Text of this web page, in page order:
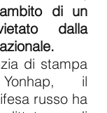
di un
dalla
di stampa
il
russo ha